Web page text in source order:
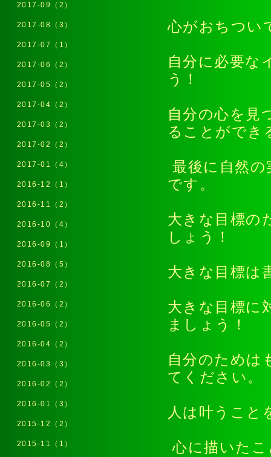
心がおちつい
自分に必要な
う！
自分の心を見
ることができ
最後に自然
です。
大きな目標の
しょう！
大きな目標
大きな目標に
ましょう！
自分のためは
てくださ
人は叶うこ
心に描いた
2017-09（2）
2017-08（3）
2017-07（1）
2017-06（2）
2017-05（2）
2017-04（2）
2017-03（2）
2017-02（2）
2017-01（4）
2016-12（1）
2016-11（2）
2016-10（4）
2016-09（1）
2016-08（5）
2016-07（2）
2016-06（2）
2016-05（2）
2016-04（2）
2016-03（3）
2016-02（2）
2016-01（3）
2015-12（2）
2015-11（1）